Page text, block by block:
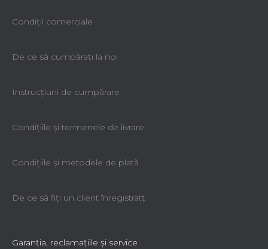
Condiții comerciale
De ce să cumpăraţi la noi
Instrucțiuni de cumpărare
Condiţiile şi termenele de livrare
Condiţiile şi metodele de plată
De ce să fiţi un client înregistratţ
Garanţia, reclamaţiile şi service